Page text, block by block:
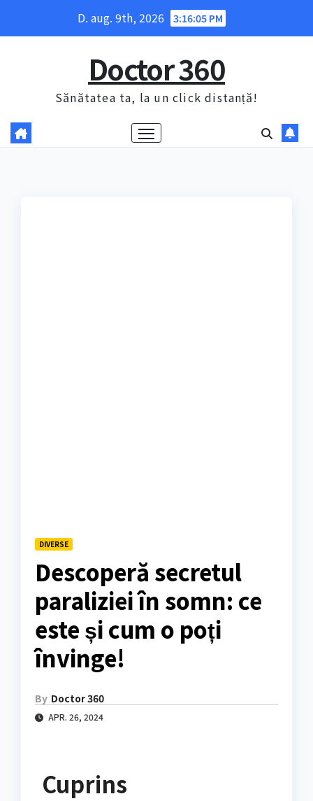
D. aug. 9th, 2026 3:16:06 PM
Doctor 360
Sănătatea ta, la un click distanță!
DIVERSE
Descoperă secretul
paraliziei în somn: ce
este și cum o poți
învinge!
By Doctor 360
APR. 26, 2024
Cuprins